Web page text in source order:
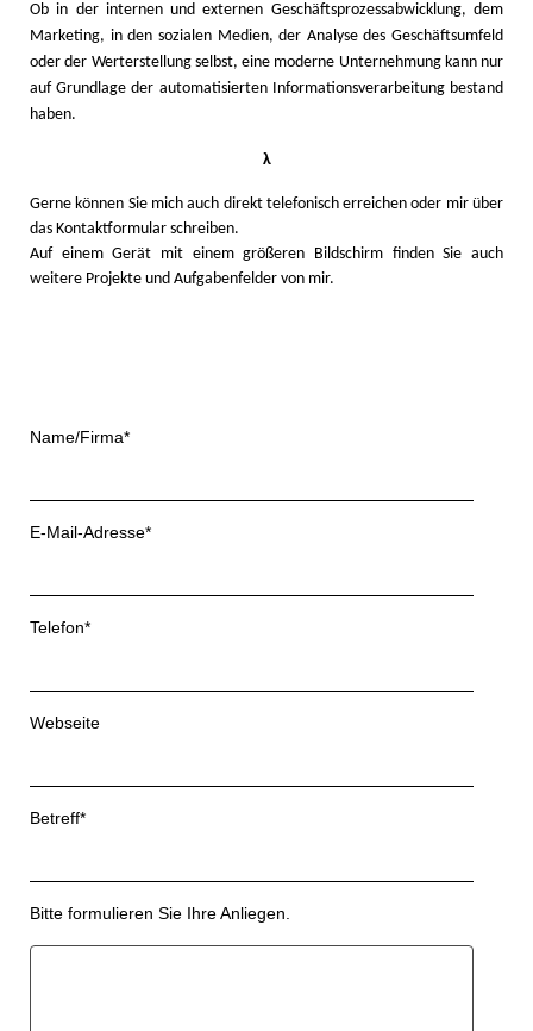
Ob in der internen und externen Geschäftsprozessabwicklung, dem
Marketing, in den sozialen Medien, der Analyse des Geschäftsumfeld
oder der Werterstellung selbst, eine moderne Unternehmung kann nur
auf Grundlage der automatisierten Informationsverarbeitung bestand
haben.
λ
Gerne können Sie mich auch direkt telefonisch erreichen oder mir über
das Kontaktformular schreiben.
Auf einem Gerät mit einem größeren Bildschirm finden Sie auch
weitere Projekte und Aufgabenfelder von mir.
Name/Firma*
E-Mail-Adresse*
Telefon*
Webseite
Betreff*
Bitte formulieren Sie Ihre Anliegen.